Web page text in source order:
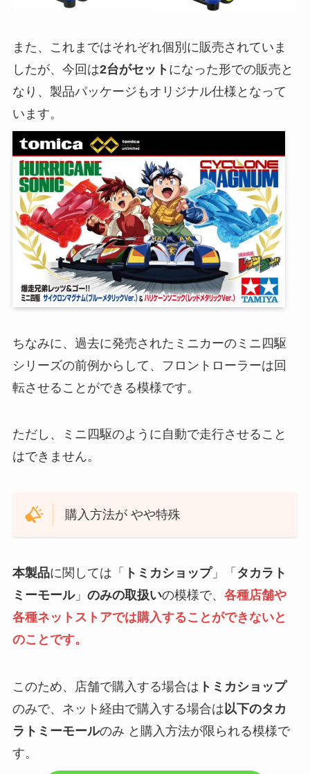
また、これまではそれぞれ個別に販売されていま
したが、今回は2台がセット になった形での販売と
なり、製品パッケージもオリジナル仕様となって
います。
ちなみに、過去に発売されたミニカーのミニ四駆
シリーズの前例からして、フロントローラーは回
転させることができる模様です。
ただし、ミニ四駆のように自動で走行させること
はできません。
購入方法が やや特殊
本製品に関しては「 トミカショップ」「 タカラト
ミーモール」 のみの取扱いの模様で、 各種店舗や
各種ネットストアでは購入することができないと
のことです。
このため、店舗で購入する場合は トミカショップ
のみで、ネット経由で購入する場合は 以下のタカ
ラトミーモールのみ と購入方法が限られる模様で
す。